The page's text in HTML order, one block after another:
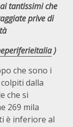
tantissimi che
prive di
)
che sono i
dalla
che si
269 mila
è inferiore al